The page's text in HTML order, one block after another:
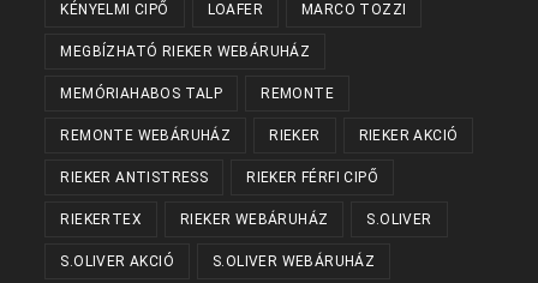
KÉNYELMI CIPŐ LOAFER MARCO TOZZI
MEGBÍZHATÓ RIEKER WEBÁRUHÁZ
MEMÓRIAHABOS TALP REMONTE
REMONTE WEBÁRUHÁZ RIEKER RIEKER AKCIÓ
RIEKER ANTISTRESS RIEKER FÉRFI CIPŐ
RIEKERTEX RIEKER WEBÁRUHÁZ S.OLIVER
S.OLIVER AKCIÓ S.OLIVER WEBÁRUHÁZ